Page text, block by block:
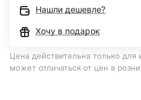
Нашли дешевле?
Хочу в подарок
Цена действительна только для
может отличаться от цен в